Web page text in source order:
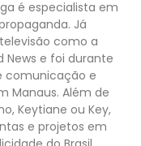
é especialista em
Já
como a
News e foi durante
comunicação e
Manaus. Além de
Keytiane ou Key,
e projetos em